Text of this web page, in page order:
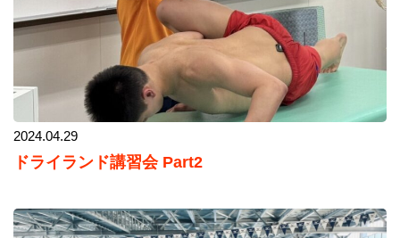
2024.04.29
ドライランド講習会 Part2